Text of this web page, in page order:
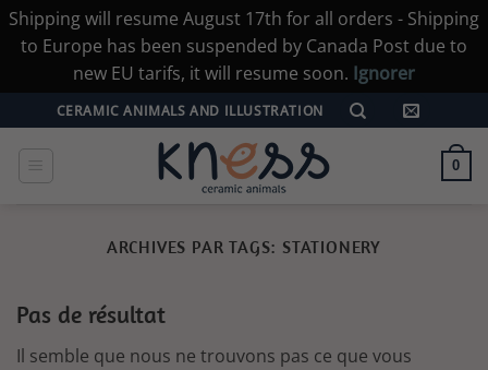
Shipping will resume August 17th for all orders - Shipping
to Europe has been suspended by Canada Post due to
new EU tarifs, it will resume soon. Ignorer
au
contenu
CERAMIC ANIMALS AND ILLUSTRATION
0
ARCHIVES PAR TAGS: STATIONERY
Pas de résultat
Il semble que nous ne trouvons pas ce que vous